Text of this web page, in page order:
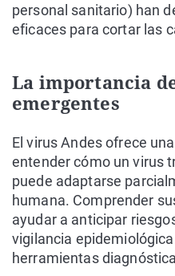
personal sanitario) han
eficaces para cortar las
La importancia
emergentes
El virus Andes ofrece
entender cómo un virus
puede adaptarse
humana. Comprender
ayudar a anticipar
vigilancia
herramientas